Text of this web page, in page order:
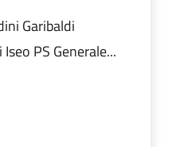
Garibaldi
PS Generale...